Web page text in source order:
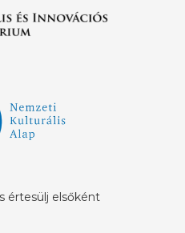
értesülj elsőként